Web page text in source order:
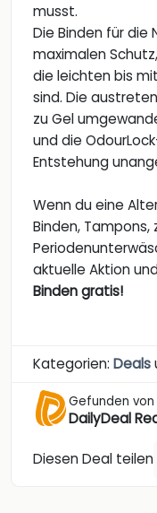
musst.
Die Binden für die
maximalen
die leichten bis
sind. Die
zu Gel
und die
Entstehung
Wenn du eine
Binden,
aktuelle Aktion
Binden gratis!
Kategorien: Deals
Gefunden von
DailyDeal
Diesen Deal teilen